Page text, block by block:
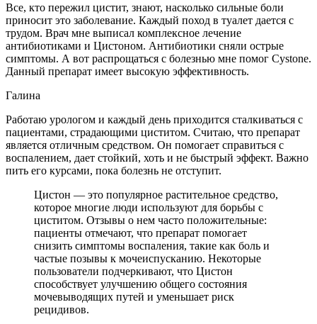
Все, кто пережил цистит, знают, насколько сильные боли
приносит это заболевание. Каждый поход в туалет дается с
трудом. Врач мне выписал комплексное лечение
антибиотиками и Цистоном. Антибиотики сняли острые
симптомы. А вот распрощаться с болезнью мне помог Cystone.
Данный препарат имеет высокую эффективность.
Галина
Работаю урологом и каждый день приходится сталкиваться с
пациентами, страдающими циститом. Считаю, что препарат
является отличным средством. Он помогает справиться с
воспалением, дает стойкий, хоть и не быстрый эффект. Важно
пить его курсами, пока болезнь не отступит.
Цистон — это популярное растительное средство,
которое многие люди используют для борьбы с
циститом. Отзывы о нем часто положительные:
пациенты отмечают, что препарат помогает
снизить симптомы воспаления, такие как боль и
частые позывы к мочеиспусканию. Некоторые
пользователи подчеркивают, что Цистон
способствует улучшению общего состояния
мочевыводящих путей и уменьшает риск
рецидивов.